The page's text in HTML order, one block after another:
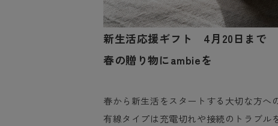
新生活応援ギフト 4月20日まで
春の贈り物にambieを
春から新生活をスタートする大切な方へ
有線タイプは充電切れや接続のトラブル